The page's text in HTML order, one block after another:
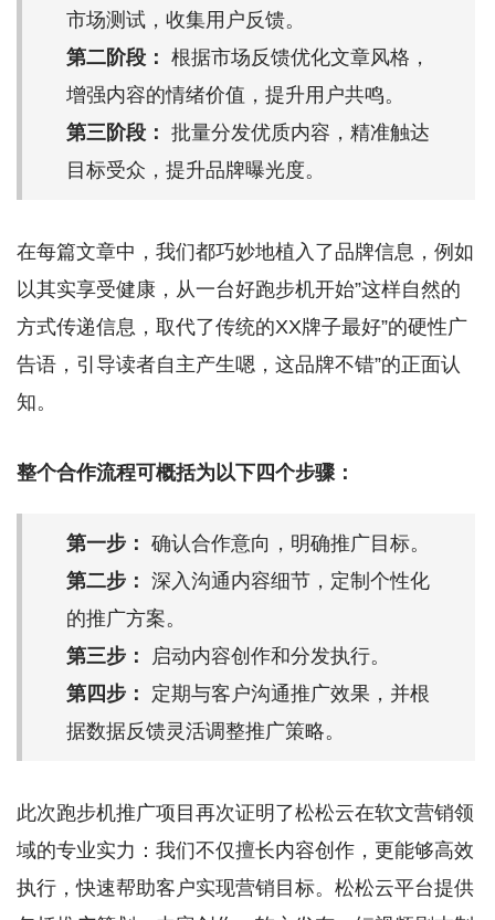
市场测试，收集用户反馈。
第二阶段： 根据市场反馈优化文章风格，
增强内容的情绪价值，提升用户共鸣。
第三阶段： 批量分发优质内容，精准触达
目标受众，提升品牌曝光度。
在每篇文章中，我们都巧妙地植入了品牌信息，例如
以其实享受健康，从一台好跑步机开始”这样自然的
方式传递信息，取代了传统的XX牌子最好”的硬性广
告语，引导读者自主产生嗯，这品牌不错”的正面认
知。
整个合作流程可概括为以下四个步骤：
第一步： 确认合作意向，明确推广目标。
第二步： 深入沟通内容细节，定制个性化
的推广方案。
第三步：
启动内容创作和分发执行。
第四步：
定期与客户沟通推广效果，并根
据数据反馈灵活调整推广策略。
此次跑步机推广项目再次证明了松松云在软文营销领
域的专业实力：我们不仅擅长内容创作，更能够高效
执行，快速帮助客户实现营销目标。松松云平台提供